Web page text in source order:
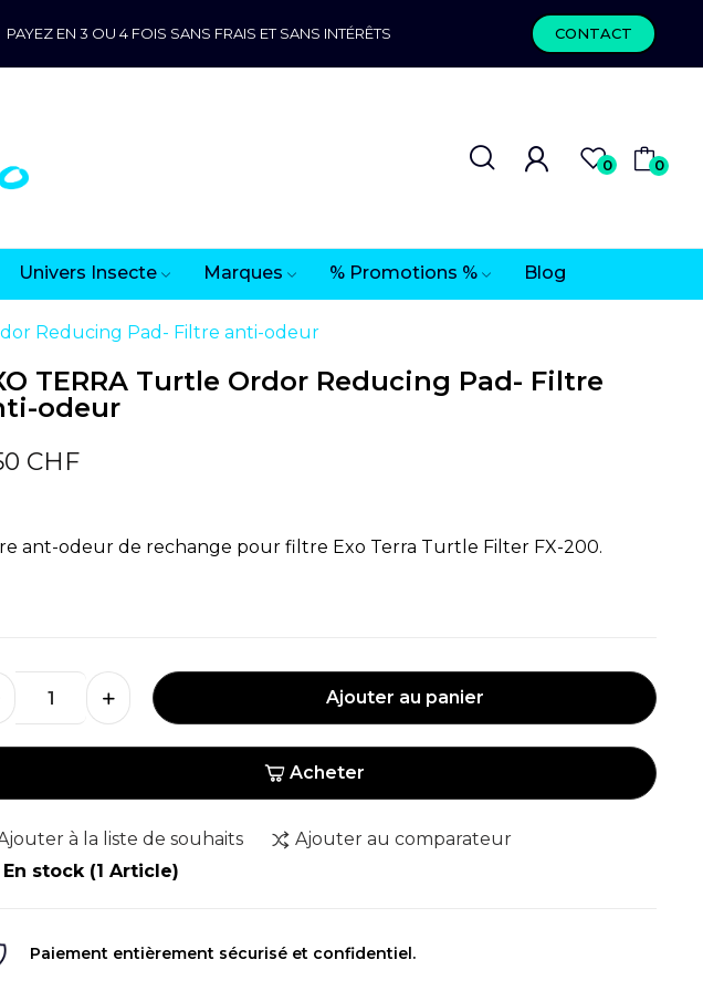
PAYEZ EN 3 OU 4 FOIS SANS FRAIS ET SANS INTÉRÊTS CONTACT
0 0
Univers Insecte Marques % Promotions % Blog
Reducing Pad- Filtre anti-odeur
TERRA Turtle Ordor Reducing Pad- Filtre
odeur
CHF
ant-odeur de rechange pour filtre Exo Terra Turtle Filter FX-200.
Ajouter au panier
Acheter
à la liste de souhaits Ajouter au comparateur
En stock (1 Article)
Paiement entièrement sécurisé et confidentiel.